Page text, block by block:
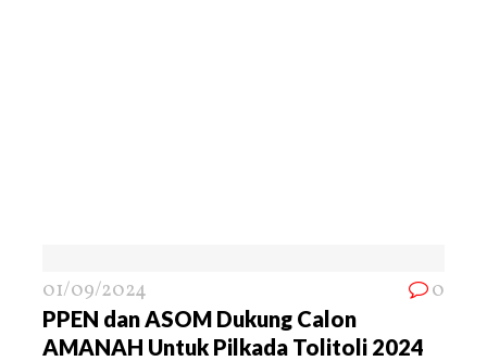
01/09/2024 0
PPEN dan ASOM Dukung Calon
AMANAH Untuk Pilkada Tolitoli 2024